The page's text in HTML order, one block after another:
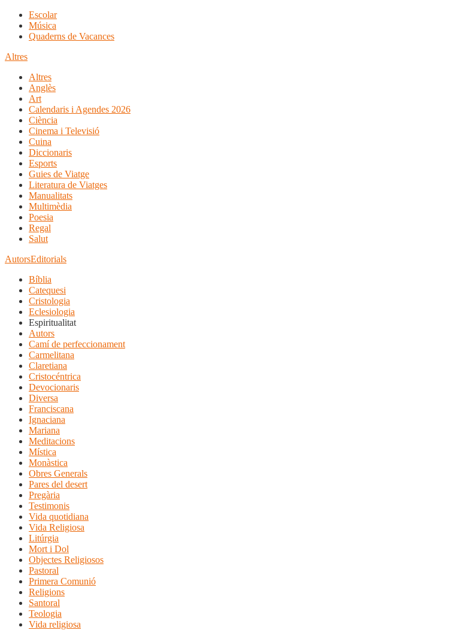
Escolar
Música
Quaderns de Vacances
Altres
Altres
Anglès
Art
Calendaris i Agendes 2026
Ciència
Cinema i Televisió
Cuina
Diccionaris
Esports
Guies de Viatge
Literatura de Viatges
Manualitats
Multimèdia
Poesia
Regal
Salut
AutorsEditorials
Bíblia
Catequesi
Cristologia
Eclesiologia
Espiritualitat
Autors
Camí de perfeccionament
Carmelitana
Claretiana
Cristocéntrica
Devocionaris
Diversa
Franciscana
Ignaciana
Mariana
Meditacions
Mística
Monàstica
Obres Generals
Pares del desert
Pregària
Testimonis
Vida quotidiana
Vida Religiosa
Litúrgia
Mort i Dol
Objectes Religiosos
Pastoral
Primera Comunió
Religions
Santoral
Teologia
Vida religiosa